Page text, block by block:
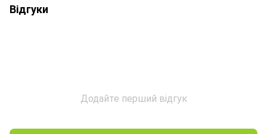
Відгуки
Додайте перший відгук